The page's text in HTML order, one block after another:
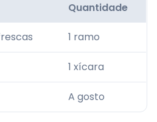
Quantidade
1 ramo
1 xícara
A gosto